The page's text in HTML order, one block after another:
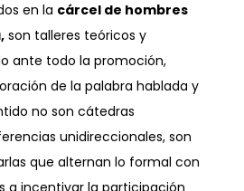
en la cárcel de hombres
son talleres teóricos y
ante todo la promoción,
de la palabra hablada y
no son cátedras
unidireccionales, son
que alternan lo formal con